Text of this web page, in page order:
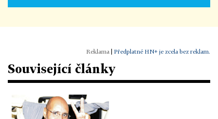
Předplatné HN+ je zcela bez reklam.
Související články